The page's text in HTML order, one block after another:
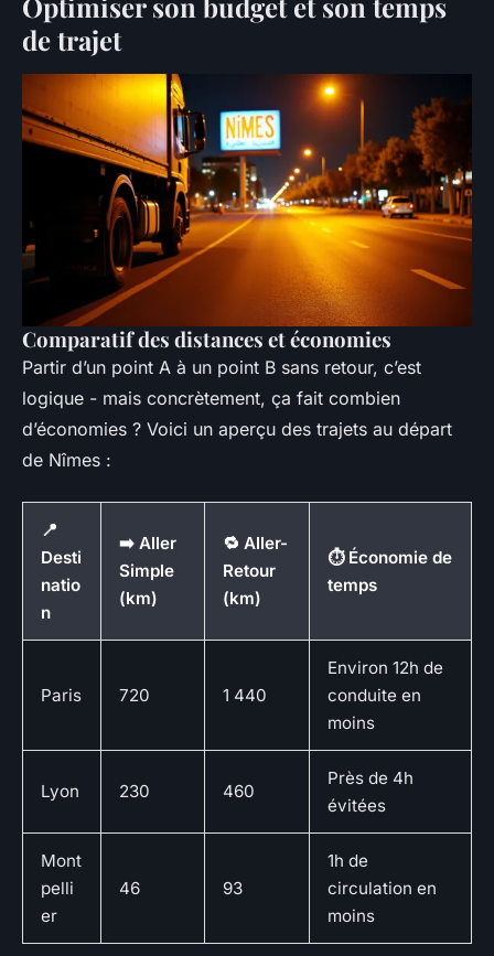
de trajet
Comparatif des distances et économies
Partir d’un point A à un point B sans retour, c’est
logique - mais concrètement, ça fait combien
d’économies ? Voici un aperçu des trajets au départ
de Nîmes :
📍
Desti
natio
n
➡️ Aller
Simple
(km)
🔁 Aller-
Retour
(km)
⏱️ Économie de
temps
Paris 720 1 440
Environ 12h de
conduite en
moins
Lyon 230 460
Près de 4h
évitées
Mont
pelli
er
46 93
1h de
circulation en
moins